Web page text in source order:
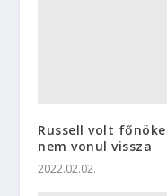
Russell volt
nem vonul vissza
2022.02.02.